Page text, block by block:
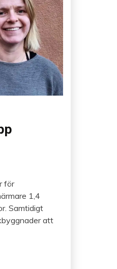
för
1,4
Samtidigt
att